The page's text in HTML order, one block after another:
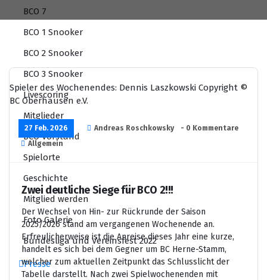
BCO 7
BCO 1 Snooker
BCO 2 Snooker
BCO 3 Snooker
Livescoring
Mitglieder
BCO Vorstand
Spielorte
Geschichte
Mitglied werden
Foto Galerie
Bundesliga und Vereinsfest 2022
Presse
Spieler des Wochenendes: Dennis Laszkowski Copyright ©
BC Oberhausen e.V.
27 Feb. 2026 Andreas Roschkowsky
- 0 Kommentare
Allgemein
Zwei deutliche Siege für BCO 2!!!
Der Wechsel von Hin- zur Rückrunde der Saison
2025/2026 stand am vergangenen Wochenende an.
Erfreulicherweise ist die Anreise dieses Jahr eine kurze,
handelt es sich bei dem Gegner um BC Herne-Stamm,
welcher zum aktuellen Zeitpunkt das Schlusslicht der
Tabelle darstellt. Nach zwei Spielwochenenden mit